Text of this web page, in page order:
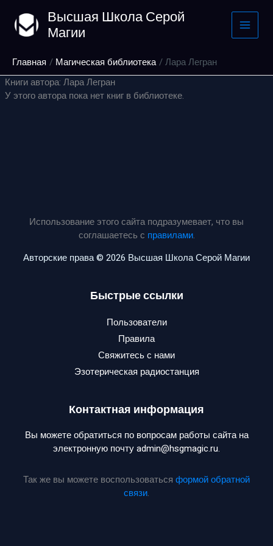
содержимому
Высшая Школа Серой
Магии
Главная Магическая библиотека
Лара Легран
Книги автора: Лара Легран
У этого автора пока нет книг в библиотеке.
Использование этого сайта подразумевает, что вы
соглашаетесь с правилами.
Авторские права © 2026 Высшая Школа Серой Магии
Быстрые ссылки
Пользователи
Правила
Свяжитесь с нами
Эзотерическая радиостанция
Контактная информация
Вы можете обратиться по вопросам работы сайта на
электронную почту admin@hsgmagic.ru.
Так же вы можете воспользоваться формой обратной
связи.